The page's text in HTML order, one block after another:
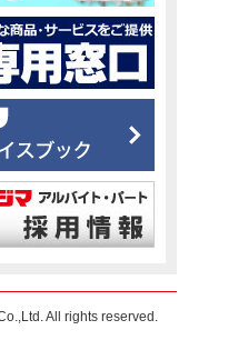
All rights reserved.